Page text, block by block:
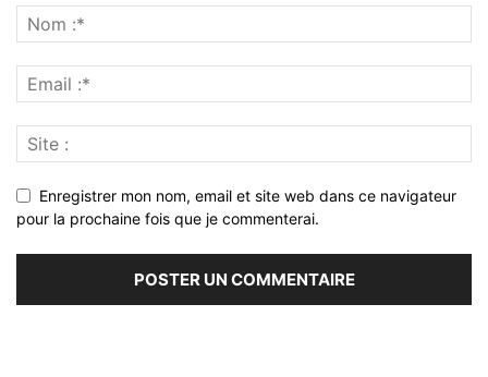
Enregistrer mon nom, email et site web dans ce navigateur
pour la prochaine fois que je commenterai.